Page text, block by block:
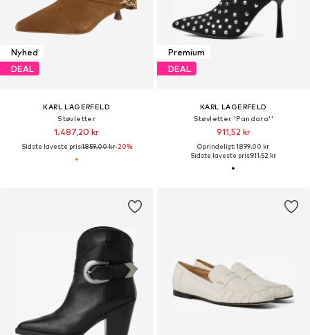
Nyhed
DEAL
KARL LAGERFELD
Støvletter
1.487,20 kr
Sidste laveste pris:1.859,00 kr-20%
Premium
DEAL
KARL LAGERFELD
Støvletter 'Pandara''
911,52 kr
Oprindeligt: 1.899,00 kr
Sidste laveste pris:911,52 kr